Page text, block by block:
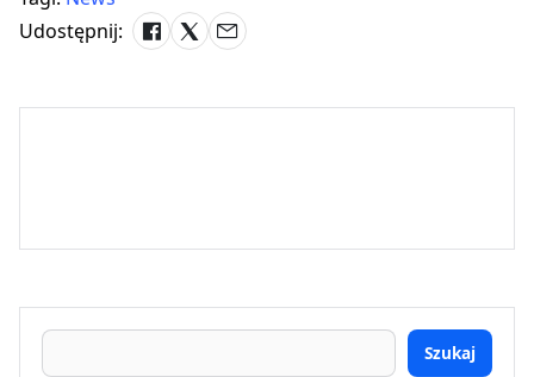
Udostępnij:
Szukaj